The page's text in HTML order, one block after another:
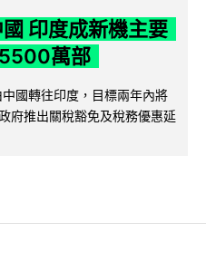
印度成新機主要
萬部
國轉往印度，目標兩年內將
府推出關稅豁免及稅務優惠延